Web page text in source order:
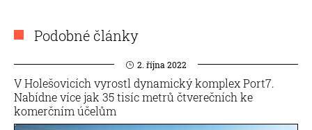
Podobné články
2. října 2022
V Holešovicích vyrostl dynamický komplex Port7.
Nabídne více jak 35 tisíc metrů čtverečních ke
komerčním účelům